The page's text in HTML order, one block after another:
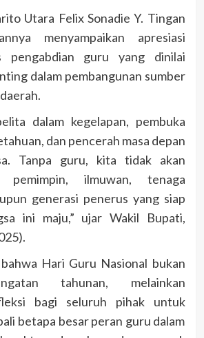
Utara Felix Sonadie Y. Tingan
menyampaikan apresiasi
pengabdian guru yang dinilai
dalam pembangunan sumber
dalam kegelapan, pembuka
dan pencerah masa depan
Tanpa guru, kita tidak akan
pemimpin, ilmuwan, tenaga
generasi penerus yang siap
ini maju,” ujar Wakil Bupati,
Hari Guru Nasional bukan
tahunan, melainkan
bagi seluruh pihak untuk
betapa besar peran guru dalam